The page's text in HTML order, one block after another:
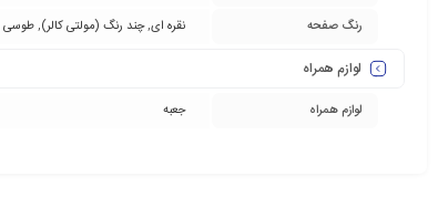
رنگ صفحه
نقره ای,چند رنگ (مولتی کالر),طوسی
لوازم همراه
لوازم همراه جعبه